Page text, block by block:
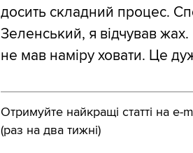
досить складний процес.
Зеленський, я відчував
не мав наміру ховати. Це
Отримуйте найкращі статті на e-
(раз на два тижні)